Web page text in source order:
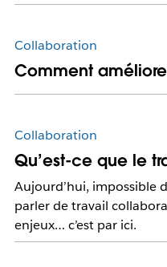
Collaboration
Comment
Collaboration
Qu’est-ce que le
Aujourd’hui, impossible
parler de travail
enjeux… c’est par ici.